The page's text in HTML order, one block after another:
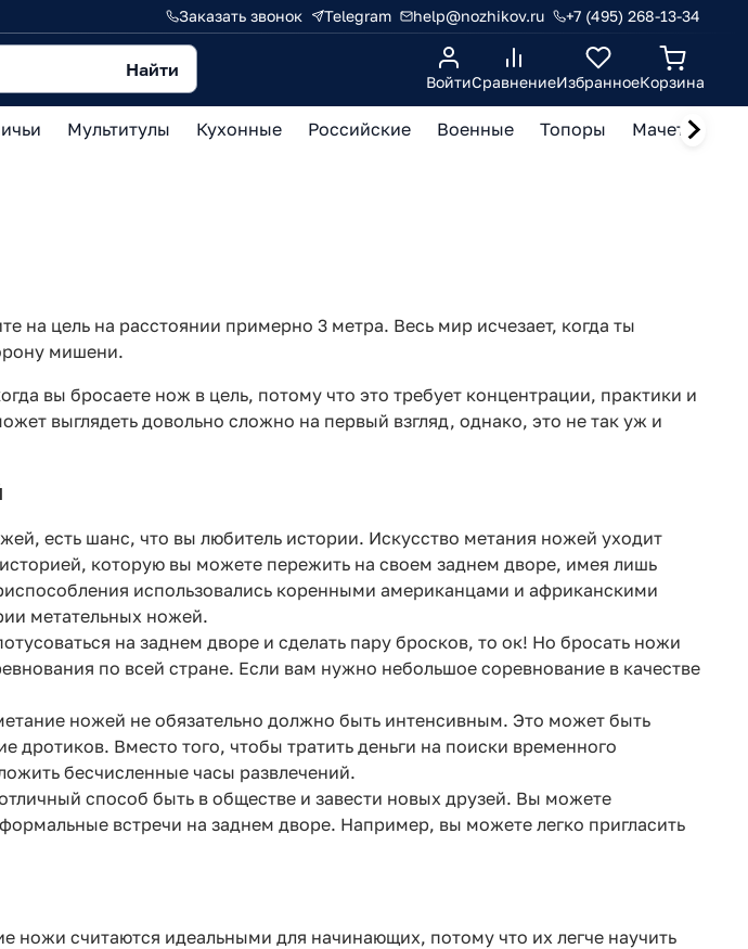
Заказать звонок Telegram help@nozhikov.ru +7 (495) 268-13-34
Найти
ВойтиСравнениеИзбранноеКорзина
Мультитулы Кухонные Российские Военные Топоры Мачете,
на цель на расстоянии примерно 3 метра. Весь мир исчезает, когда ты
мишени.
вы бросаете нож в цель, потому что это требует концентрации, практики и
выглядеть довольно сложно на первый взгляд, однако, это не так уж и
есть шанс, что вы любитель истории. Искусство метания ножей уходит
которую вы можете пережить на своем заднем дворе, имея лишь
использовались коренными американцами и африканскими
метательных ножей.
на заднем дворе и сделать пару бросков, то ок! Но бросать ножи
по всей стране. Если вам нужно небольшое соревнование в качестве
ножей не обязательно должно быть интенсивным. Это может быть
Вместо того, чтобы тратить деньги на поиски временного
бесчисленные часы развлечений.
способ быть в обществе и завести новых друзей. Вы можете
встречи на заднем дворе. Например, вы можете легко пригласить
ножи считаются идеальными для начинающих, потому что их легче научить